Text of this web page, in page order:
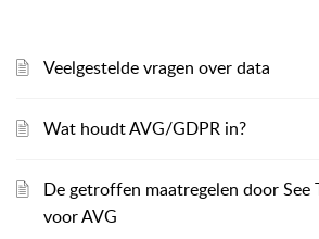
Veelgestelde vragen over data
Wat houdt AVG/GDPR in?
De getroffen maatregelen door See
voor AVG